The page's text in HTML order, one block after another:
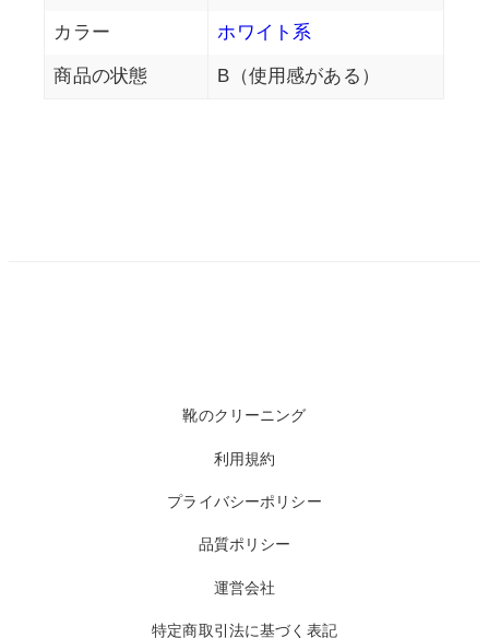
カラー ホワイト系
商品の状態 B（使用感がある）
靴のクリーニング
利用規約
プライバシーポリシー
品質ポリシー
運営会社
特定商取引法に基づく表記